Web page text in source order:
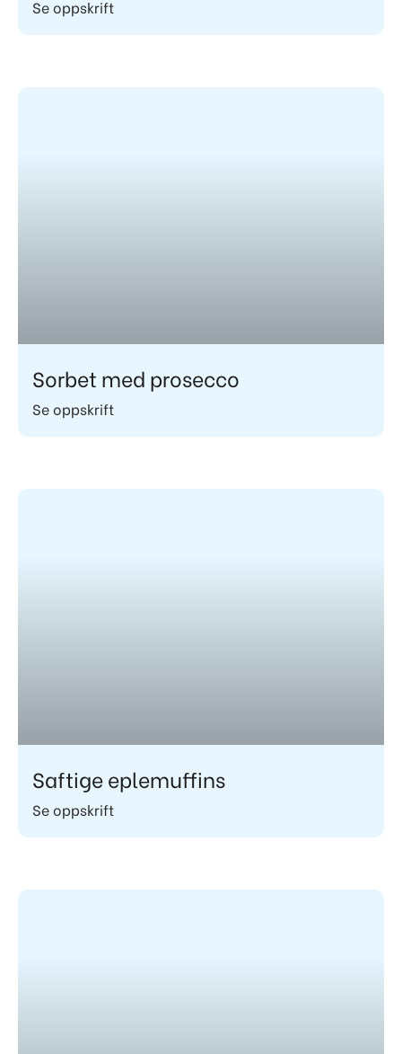
Se oppskrift
Sorbet med prosecco
Se oppskrift
Saftige eplemuffins
Se oppskrift